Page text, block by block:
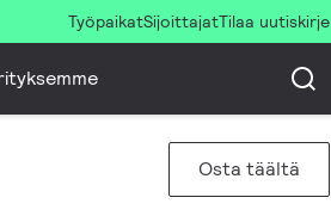
TyöpaikatSijoittajatTilaa uutiskirje
Osta täältä